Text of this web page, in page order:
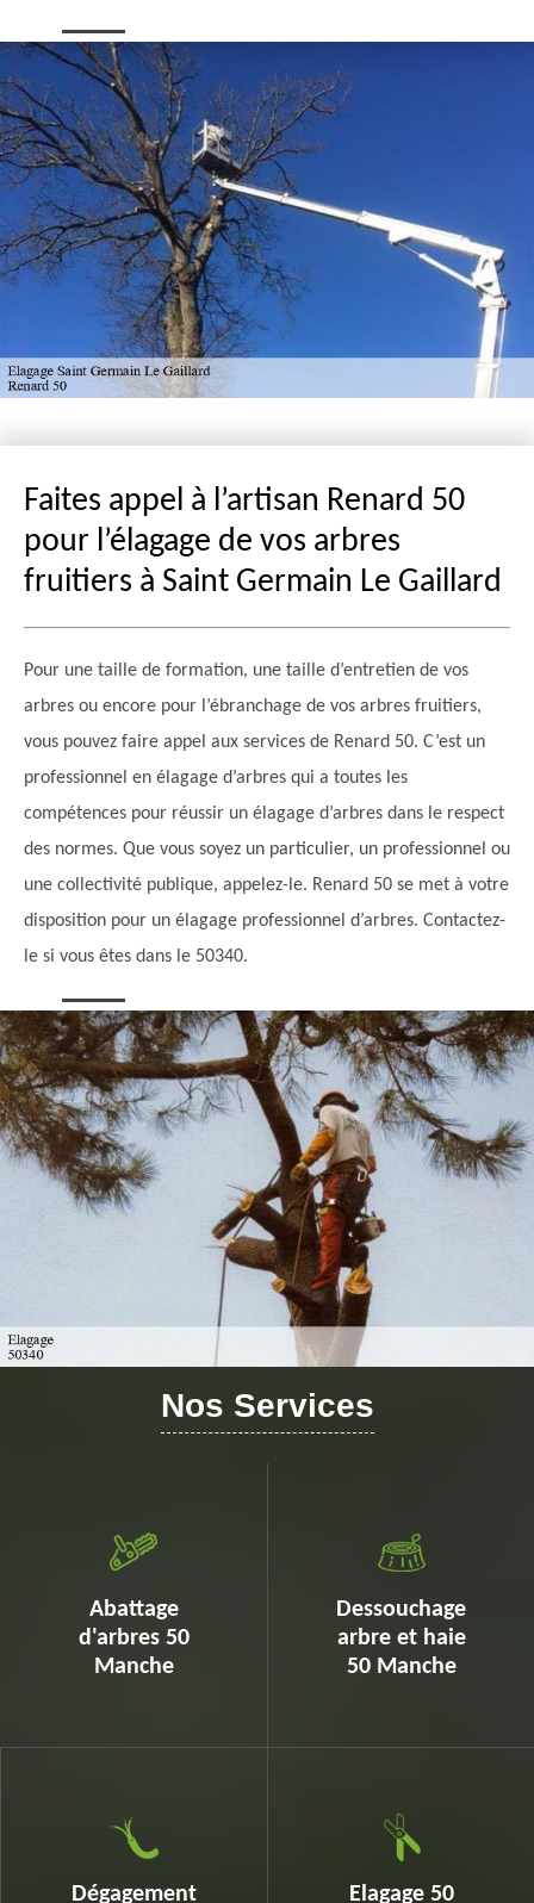
Faites appel à l’artisan Renard 50
pour l’élagage de vos arbres
fruitiers à Saint Germain Le Gaillard
Pour une taille de formation, une taille d’entretien de vos
arbres ou encore pour l’ébranchage de vos arbres fruitiers,
vous pouvez faire appel aux services de Renard 50. C’est un
professionnel en élagage d’arbres qui a toutes les
compétences pour réussir un élagage d’arbres dans le respect
des normes. Que vous soyez un particulier, un professionnel ou
une collectivité publique, appelez-le. Renard 50 se met à votre
disposition pour un élagage professionnel d’arbres. Contactez-
le si vous êtes dans le 50340.
Nos Services
Abattage
d'arbres 50
Manche
Dessouchage
arbre et haie
50 Manche
Dégagement Elagage 50